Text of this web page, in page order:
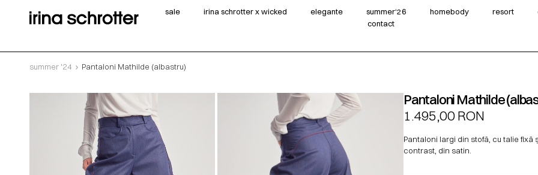
sale irina schrotter x wicked elegante summer‘26 homebody resort
contact
summer '24 Pantaloni Mathilde (albastru)
Pantaloni Mathilde
1.495,00RON
Pantaloni largi din stofă, cu talie fixă
contrast, din satin.